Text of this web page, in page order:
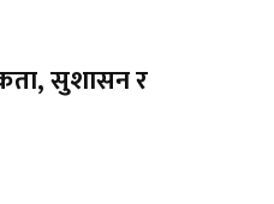
सुशासन र